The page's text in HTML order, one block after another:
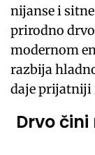
nijanse i
prirodno
modernom
razbija
daje prijatniji
Drvo